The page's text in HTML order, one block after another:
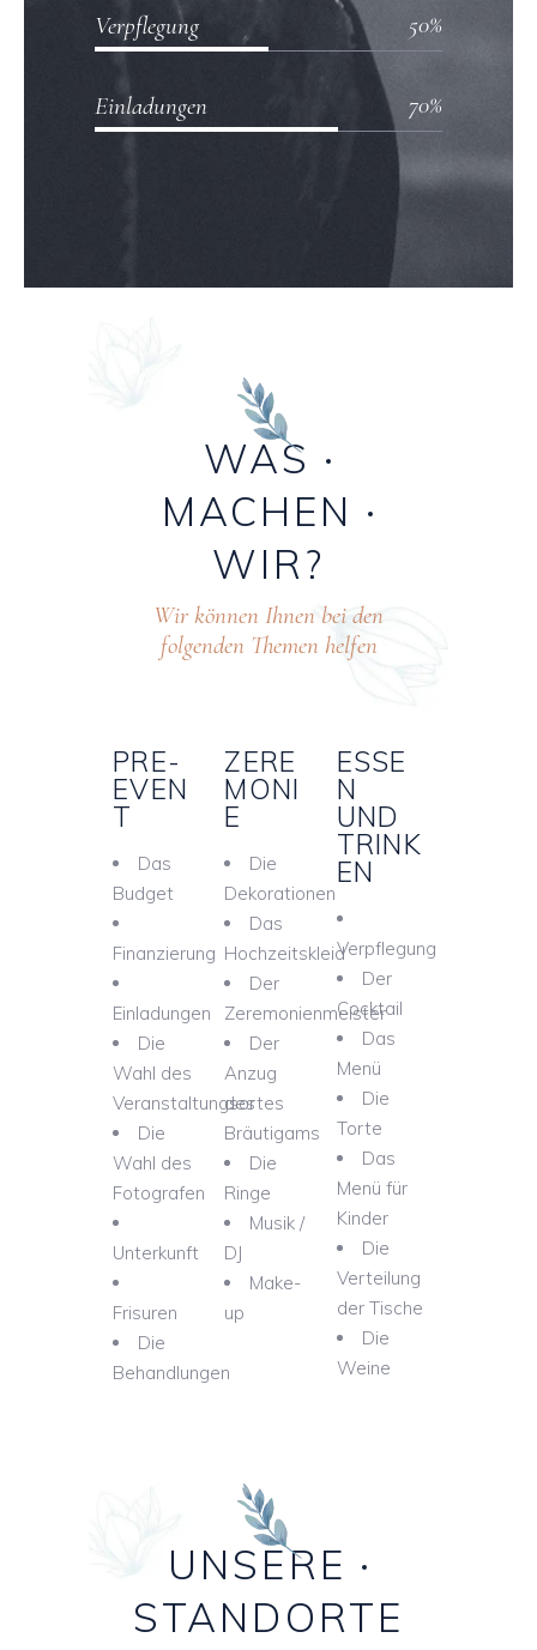
Verpflegung 50
Einladungen 70
WAS
MACHEN
WIR?
Wir können Ihnen bei den
folgenden Themen helfen
PRE-
EVEN
T
Das
Budget
Finanzierung
Einladungen
Die
Wahl des
Veranstaltungsortes
Die
Wahl des
Fotografen
Unterkunft
Frisuren
Die
Behandlungen
ZERE
MONI
E
Die
Dekorationen
Das
Hochzeitskleid
Der
Zeremonienmeister
Der
Anzug
des
Bräutigams
Die
Ringe
Musik /
DJ
Make-
up
ESSE
N
UND
TRINK
EN
Verpflegung
Der
Cocktail
Das
Menü
Die
Torte
Das
Menü für
Kinder
Die
Verteilung
der Tische
Die
Weine
UNSERE
STANDORTE